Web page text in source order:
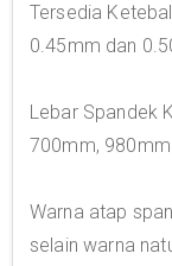
Tersedia
0.45mm dan
Lebar Spandek
700mm,
Warna atap
selain warna